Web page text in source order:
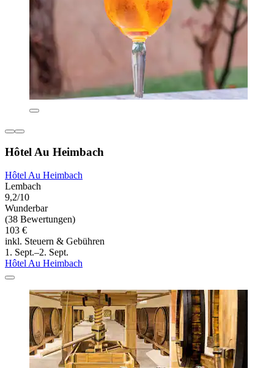
Hôtel Au Heimbach
Hôtel Au Heimbach
Lembach
9,2/10
Wunderbar
(38 Bewertungen)
103 €
inkl. Steuern & Gebühren
1. Sept.–2. Sept.
Hôtel Au Heimbach